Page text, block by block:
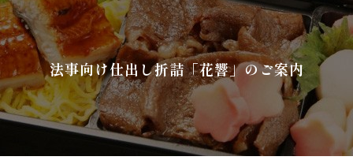
へ
ス
キ
プ
都
割
烹
や
な
法事向け仕出し折詰「花響」のご案内